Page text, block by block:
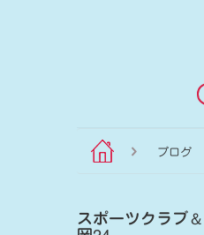
ブログ
スポーツクラブ＆